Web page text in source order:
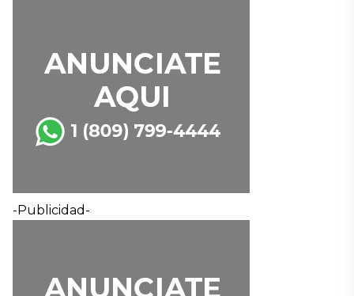
-Publicidad-